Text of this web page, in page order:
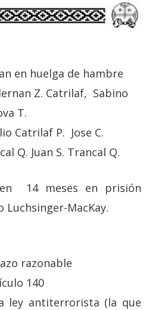
en huelga de hambre
Z. Catrilaf, Sabino
T.
Catrilaf P. Jose C.
Q. Juan S. Trancal Q.
14 meses en prisión
MacKay.
razonable
140
ley antiterrorista (la que